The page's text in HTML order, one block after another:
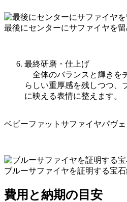
最後にセンターにサファイヤを留
最終研磨・仕上げ
全体のバランスと輝きを
らしい重厚感を残しつつ、
に映える表情に整えます。
ベビーファットサファイヤパヴ
ブルーサファイヤを証明する宝石
費用と納期の目安